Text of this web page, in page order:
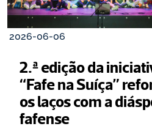
2026-06-06
2.ª edição da
“Fafe na Suíça”
os laços com a